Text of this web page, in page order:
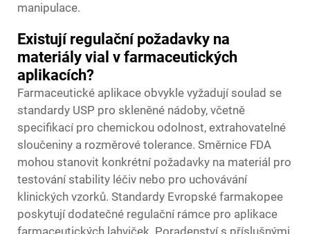
manipulace.
Existují regulační požadavky na
materiály vial v farmaceutických
aplikacích?
Farmaceutické aplikace obvykle vyžadují soulad se
standardy USP pro skleněné nádoby, včetně
specifikací pro chemickou odolnost, extrahovatelné
sloučeniny a rozměrové tolerance. Směrnice FDA
mohou stanovit konkrétní požadavky na materiál pro
testování stability léčiv nebo pro uchovávání
klinických vzorků. Standardy Evropské farmakopee
poskytují dodatečné regulační rámce pro aplikace